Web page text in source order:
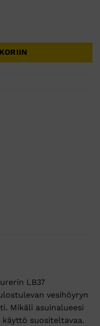
LB37
vesihöyryn
Mikäli asuinalueesi
suositeltavaa.